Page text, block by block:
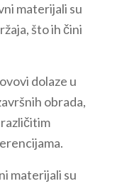
materijali su
što ih čini
dolaze u
obrada,
materijali su